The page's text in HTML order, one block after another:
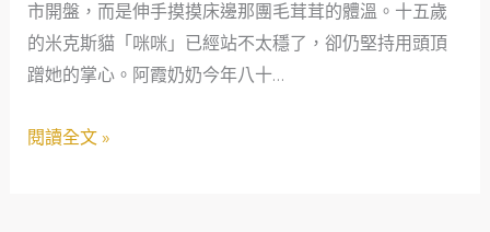
市開盤，而是伸手摸摸床邊那團毛茸茸的體溫。十五歲
的米克斯貓「咪咪」已經站不太穩了，卻仍堅持用頭頂
蹭她的掌心。阿霞奶奶今年八十…
手
的
最
一
閱讀全文 »